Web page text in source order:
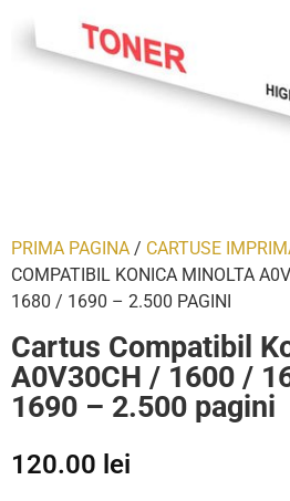
PRIMA PAGINA / CARTUSE
COMPATIBIL KONICA MINOLTA
1680 / 1690 – 2.500 PAGINI
Cartus Compatibil
A0V30CH / 1600 /
1690 – 2.500 pagini
120.00 lei